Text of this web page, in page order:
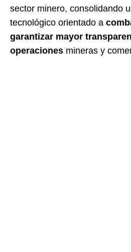
sector minero, consolidando
tecnológico orientado a
garantizar mayor
operaciones mineras y